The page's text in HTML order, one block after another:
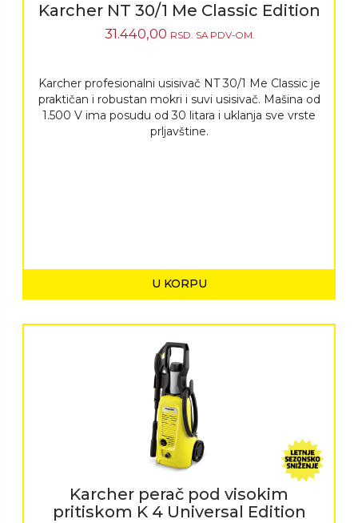
Karcher NT 30/1 Me Classic Edition
31.440,00 RSD. SA PDV-OM.
Karcher profesionalni usisivač NT 30/1 Me Classic je
praktičan i robustan mokri i suvi usisivač. Mašina od
1.500 V ima posudu od 30 litara i uklanja sve vrste
prljavštine.
U KORPU
Karcher perač pod visokim
pritiskom K 4 Universal Edition